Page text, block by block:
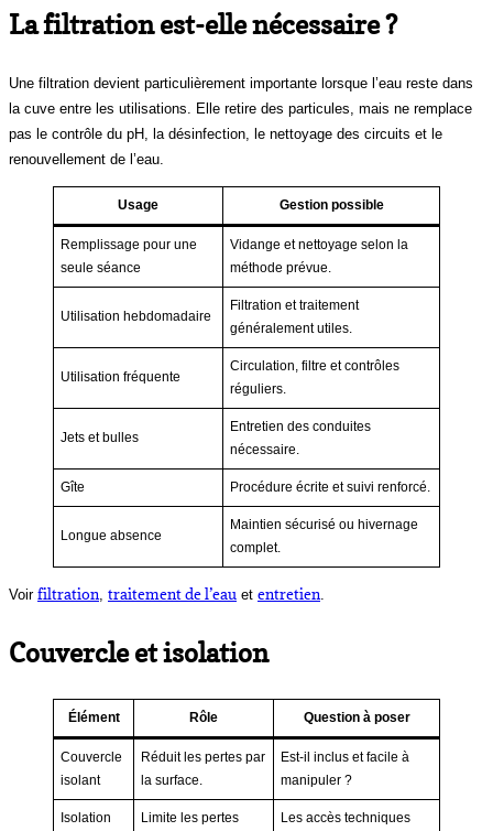
La filtration est-elle nécessaire ?
Une filtration devient particulièrement importante lorsque l’eau reste dans
la cuve entre les utilisations. Elle retire des particules, mais ne remplace
pas le contrôle du pH, la désinfection, le nettoyage des circuits et le
renouvellement de l’eau.
Usage Gestion possible
Remplissage pour une
seule séance
Vidange et nettoyage selon la
méthode prévue.
Utilisation hebdomadaire
Filtration et traitement
généralement utiles.
Utilisation fréquente
Circulation, filtre et contrôles
réguliers.
Jets et bulles
Entretien des conduites
nécessaire.
Gîte Procédure écrite et suivi renforcé.
Longue absence
Maintien sécurisé ou hivernage
complet.
Voir filtration traitement de l’eau et entretien
Couvercle et isolation
Élément Rôle Question à poser
Couvercle
isolant
Réduit les pertes par
la surface.
Est-il inclus et facile à
manipuler ?
Isolation
Limite les pertes
Les accès techniques